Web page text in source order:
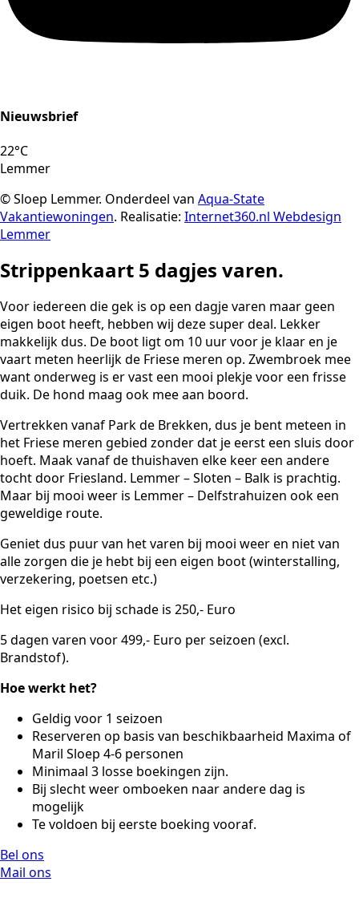
Nieuwsbrief
22°C
Lemmer
© Sloep Lemmer. Onderdeel van Aqua-State
Vakantiewoningen. Realisatie: Internet360.nl Webdesign
Lemmer
Strippenkaart 5 dagjes varen.
Voor iedereen die gek is op een dagje varen maar geen
eigen boot heeft, hebben wij deze super deal. Lekker
makkelijk dus. De boot ligt om 10 uur voor je klaar en je
vaart meten heerlijk de Friese meren op. Zwembroek mee
want onderweg is er vast een mooi plekje voor een frisse
duik. De hond maag ook mee aan boord.
Vertrekken vanaf Park de Brekken, dus je bent meteen in
het Friese meren gebied zonder dat je eerst een sluis door
hoeft. Maak vanaf de thuishaven elke keer een andere
tocht door Friesland. Lemmer – Sloten – Balk is prachtig.
Maar bij mooi weer is Lemmer – Delfstrahuizen ook een
geweldige route.
Geniet dus puur van het varen bij mooi weer en niet van
alle zorgen die je hebt bij een eigen boot (winterstalling,
verzekering, poetsen etc.)
Het eigen risico bij schade is 250,- Euro
5 dagen varen voor 499,- Euro per seizoen (excl.
Brandstof).
Hoe werkt het?
Geldig voor 1 seizoen
Reserveren op basis van beschikbaarheid Maxima of
Maril Sloep 4-6 personen
Minimaal 3 losse boekingen zijn.
Bij slecht weer omboeken naar andere dag is
mogelijk
Te voldoen bij eerste boeking vooraf.
Bel ons
Mail ons